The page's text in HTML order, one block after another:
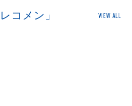
コメン」 VIEW ALL